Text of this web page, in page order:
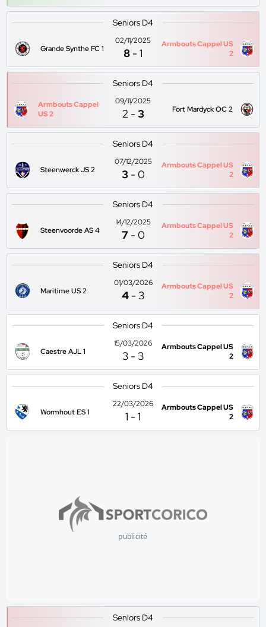
Seniors D4
Grande Synthe FC 1
02/11/2025
8 -1
Armbouts Cappel US
2
Seniors D4
Armbouts Cappel
US 2
09/11/2025
2 -3 Fort Mardyck OC 2
Seniors D4
Steenwerck JS 2
07/12/2025
3 -0
Armbouts Cappel US
2
Seniors D4
Steenvoorde AS 4
14/12/2025
7 -0
Armbouts Cappel US
2
Seniors D4
Maritime US 2
01/03/2026
4 - 3
Armbouts Cappel US
2
Seniors D4
Caestre AJL 1
15/03/2026
3 - 3
Armbouts Cappel US
2
Seniors D4
Wormhout ES 1
22/03/2026
1 -1
Armbouts Cappel US
2
publicité
Seniors D4